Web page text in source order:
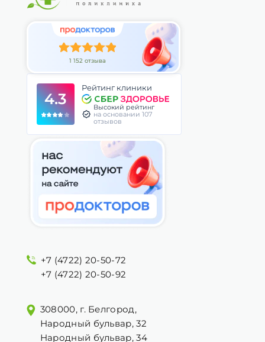
1 152 отзыва
4.3
Рейтинг клиники
Высокий рейтинг
на основании 107
отзывов
+7 (4722) 20-50-72
+7 (4722) 20-50-92
308000, г. Белгород,
Народный бульвар, 32
Народный бульвар, 34